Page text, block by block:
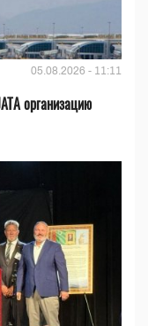
05.08.2026 - 11:11
организацию